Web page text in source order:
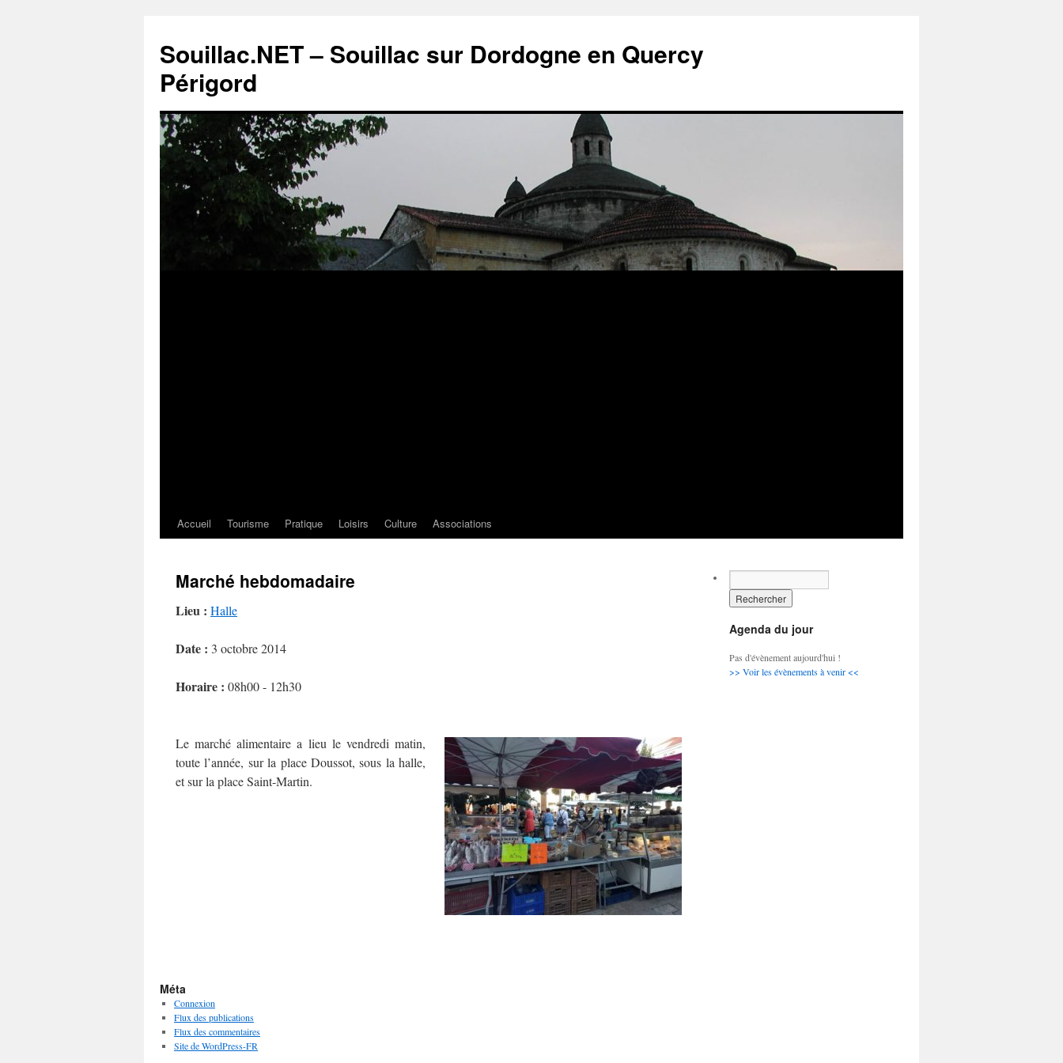
Souillac.NET – Souillac sur Dordogne en Quercy
Périgord
Accueil Tourisme Pratique Loisirs Culture Associations
Marché hebdomadaire
Lieu : Halle
Date : 3 octobre 2014
Horaire : 08h00 - 12h30
Le marché alimentaire a lieu le vendredi matin,
toute l’année, sur la place Doussot, sous la halle,
et sur la place Saint-Martin.
Agenda du jour
Pas d'évènement aujourd'hui !
>> Voir les évènements à venir <<
Méta
Connexion
Flux des publications
Flux des commentaires
Site de WordPress-FR